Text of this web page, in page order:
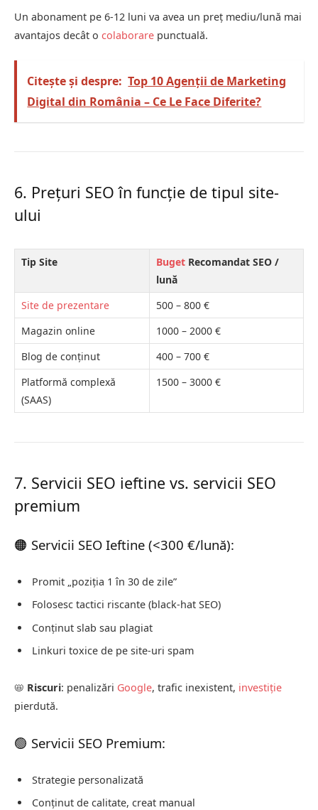
Un abonament pe 6-12 luni va avea un preț mediu/lună mai
avantajos decât o colaborare punctuală.
Citește și despre: Top 10 Agenții de Marketing
Digital din România – Ce Le Face Diferite?
6. Prețuri SEO în funcție de tipul site-
ului
Tip Site Buget Recomandat SEO /
lună
Site de prezentare
500 – 800 €
Magazin online
1000 – 2000 €
Blog de conținut
400 – 700 €
Platformă complexă
(SAAS)
1500 – 3000 €
7. Servicii SEO ieftine vs. servicii SEO
premium
🟠 Servicii SEO Ieftine (<300 €/lună):
Promit „poziția 1 în 30 de zile”
Folosesc tactici riscante (black-hat SEO)
Conținut slab sau plagiat
Linkuri toxice de pe site-uri spam
📛 Riscuri: penalizări Google, trafic inexistent, investiție
pierdută.
🟢 Servicii SEO Premium:
Strategie personalizată
Conținut de calitate, creat manual